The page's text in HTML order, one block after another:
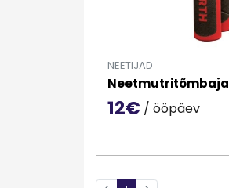
NEETIJAD
Neetmutritõmbaja
12€ / ööpäev